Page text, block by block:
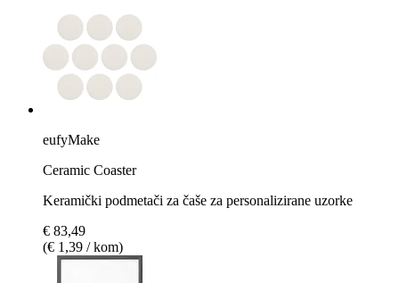
eufyMake
Ceramic Coaster
Keramički podmetači za čaše za personalizirane uzorke
€ 83,49
(€ 1,39 / kom)